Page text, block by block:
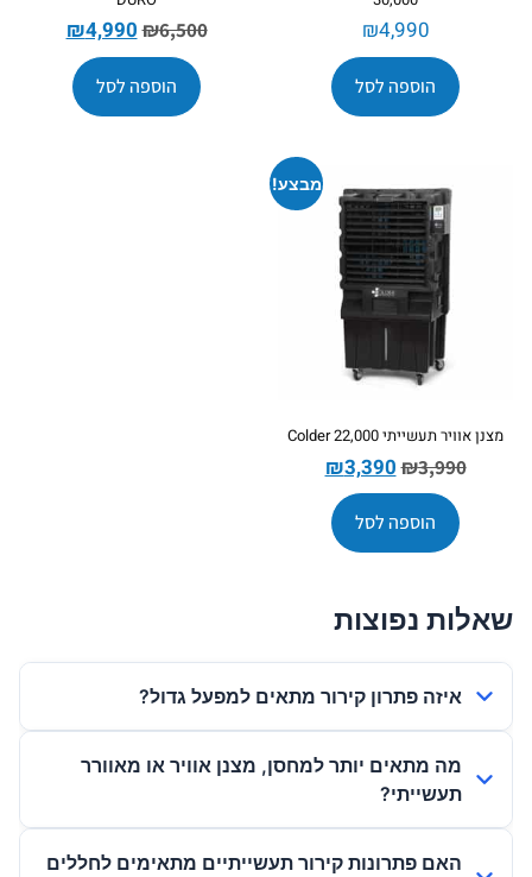
₪4,990
הוספה לסל
₪6,500
₪4,990
הוספה לסל
מבצע!
מצנן אוויר תעשייתי Colder 22,000
₪3,990
₪3,390
הוספה לסל
שאלות נפוצות
איזה פתרון קירור מתאים למפעל גדול?
מה מתאים יותר למחסן, מצנן אוויר או מאוורר
תעשייתי?
האם פתרונות קירור תעשייתיים מתאימים לחללים